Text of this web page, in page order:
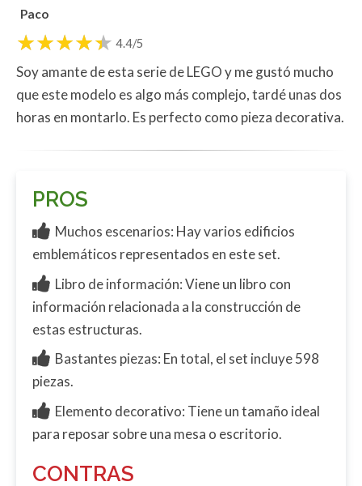
Paco
4.4/5
Soy amante de esta serie de LEGO y me gustó mucho
que este modelo es algo más complejo, tardé unas dos
horas en montarlo. Es perfecto como pieza decorativa.
PROS
Muchos escenarios: Hay varios edificios
emblemáticos representados en este set.
Libro de información: Viene un libro con
información relacionada a la construcción de
estas estructuras.
Bastantes piezas: En total, el set incluye 598
piezas.
Elemento decorativo: Tiene un tamaño ideal
para reposar sobre una mesa o escritorio.
CONTRAS